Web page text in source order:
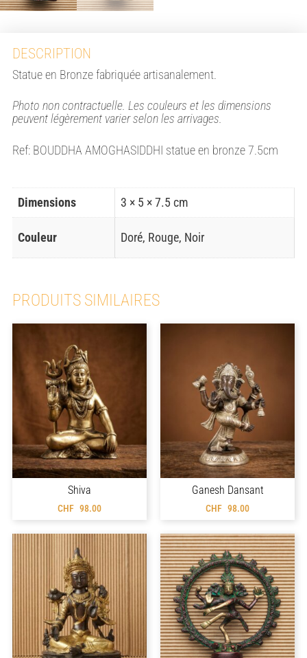
DESCRIPTION
Statue en Bronze fabriquée artisanalement.
Photo non contractuelle. Les couleurs et les dimensions
peuvent légèrement varier selon les arrivages.
Ref: BOUDDHA AMOGHASIDDHI statue en bronze 7.5cm
Dimensions 3 × 5 × 7.5 cm
Couleur Doré, Rouge, Noir
PRODUITS SIMILAIRES
Shiva
CHF 98.00
Ganesh Dansant
CHF 98.00